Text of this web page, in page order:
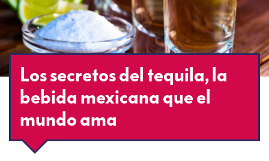
Los secretos del tequila, la
bebida mexicana que el
mundo ama